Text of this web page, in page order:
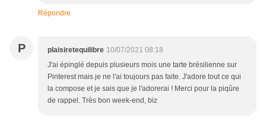
Répondre
P plaisiretequilibre 10/07/2021 08:18
J'ai épinglé depuis plusieurs mois une tarte brésilienne sur
Pinterest mais je ne l'ai toujours pas faite. J'adore tout ce qui
la compose et je sais que je l'adorerai ! Merci pour la piqûre
de rappel. Très bon week-end, biz